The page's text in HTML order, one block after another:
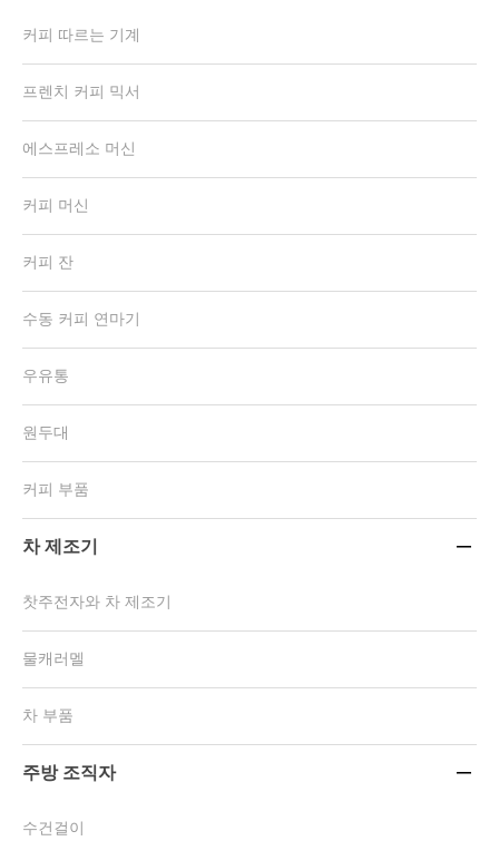
커피 따르는 기계
프렌치 커피 믹서
에스프레소 머신
커피 머신
커피 잔
수동 커피 연마기
우유통
원두대
커피 부품
차 제조기 
찻주전자와 차 제조기
물캐러멜
차 부품
주방 조직자 
수건걸이